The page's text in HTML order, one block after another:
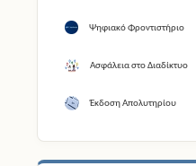
Ψηφιακό Φροντιστήριο
Ασφάλεια στο Διαδίκτυο
Έκδοση Απολυτηρίου